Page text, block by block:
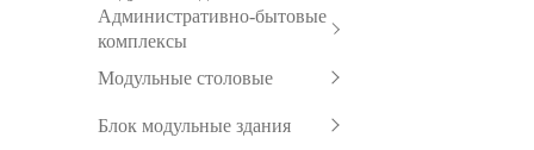
Административно-бытовые
комплексы
Модульные столовые
Блок модульные здания